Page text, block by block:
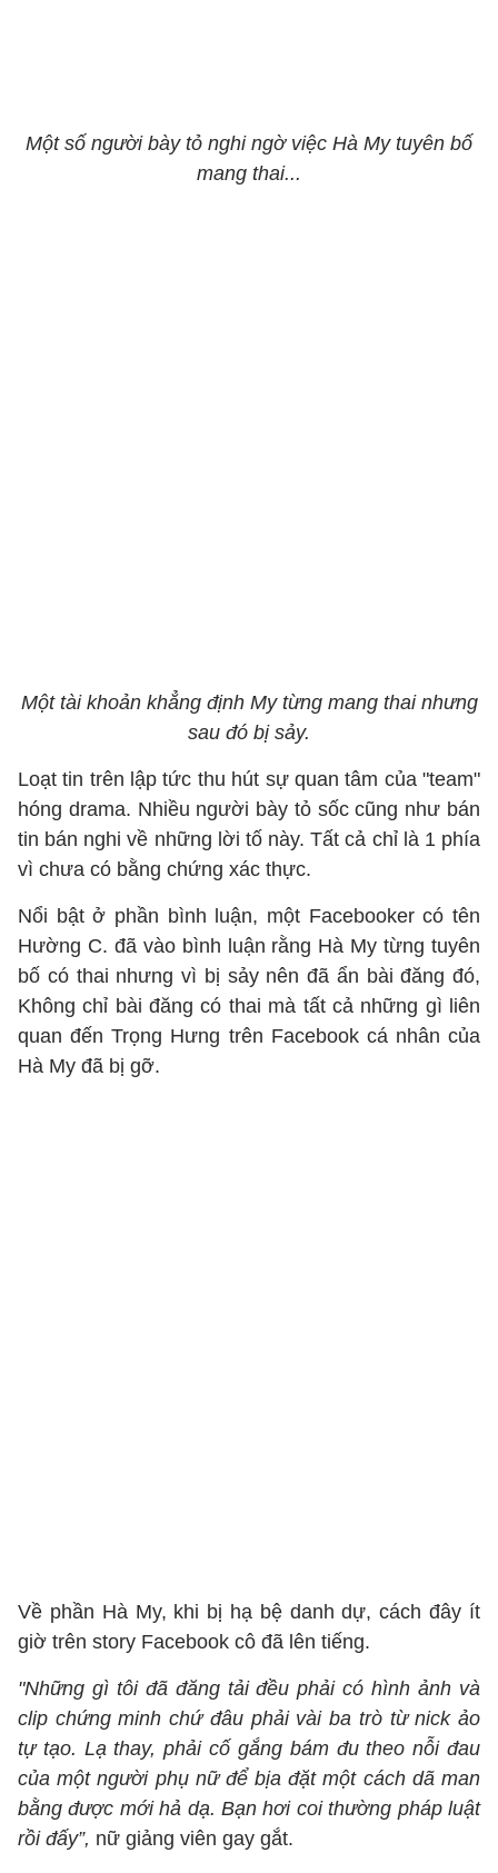
Một số người bày tỏ nghi ngờ việc Hà My tuyên bố
mang thai...
Một tài khoản khẳng định My từng mang thai nhưng
sau đó bị sảy.
Loạt tin trên lập tức thu hút sự quan tâm của "team"
hóng drama. Nhiều người bày tỏ sốc cũng như bán
tin bán nghi về những lời tố này. Tất cả chỉ là 1 phía
vì chưa có bằng chứng xác thực.
Nổi bật ở phần bình luận, một Facebooker có tên
Hường C. đã vào bình luận rằng Hà My từng tuyên
bố có thai nhưng vì bị sảy nên đã ẩn bài đăng đó,
Không chỉ bài đăng có thai mà tất cả những gì liên
quan đến Trọng Hưng trên Facebook cá nhân của
Hà My đã bị gỡ.
Về phần Hà My, khi bị hạ bệ danh dự, cách đây ít
giờ trên story Facebook cô đã lên tiếng.
"Những gì tôi đã đăng tải đều phải có hình ảnh và
clip chứng minh chứ đâu phải vài ba trò từ nick ảo
tự tạo. Lạ thay, phải cố gắng bám đu theo nỗi đau
của một người phụ nữ để bịa đặt một cách dã man
bằng được mới hả dạ. Bạn hơi coi thường pháp luật
rồi đấy”, nữ giảng viên gay gắt.